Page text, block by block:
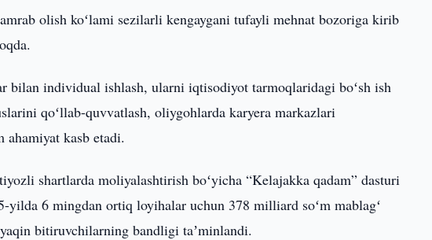
olish koʻlami sezilarli kengaygani tufayli mehnat bozoriga kirib
bilan individual ishlash, ularni iqtisodiyot tarmoqlaridagi boʻsh ish
qoʻllab-quvvatlash, oliygohlarda karyera markazlari
kasb etadi.
shartlarda moliyalashtirish boʻyicha “Kelajakka qadam” dasturi
yilda 6 mingdan ortiq loyihalar uchun 378 milliard soʻm mablagʻ
bitiruvchilarning bandligi taʼminlandi.